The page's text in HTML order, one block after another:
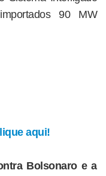
90 MW
aqui!
Bolsonaro e a